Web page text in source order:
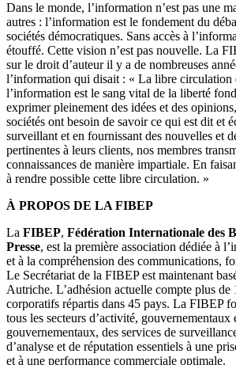
Dans le monde, l’information n’est pas une
autres : l’information est le fondement du
sociétés démocratiques. Sans accès à
étouffé. Cette vision n’est pas nouvelle. La
sur le droit d’auteur il y a de nombreuses
l’information qui disait : « La libre circulation
l’information est le sang vital de la liberté
exprimer pleinement des idées et des
sociétés ont besoin de savoir ce qui est dit et
surveillant et en fournissant des nouvelles et
pertinentes à leurs clients, nos membres
connaissances de manière impartiale. En
à rendre possible cette libre circulation. »
À PROPOS DE LA FIBEP
La FIBEP, Fédération Internationale des
Presse, est la première association dédiée à
et à la compréhension des communications,
Le Secrétariat de la FIBEP est maintenant
Autriche. L’adhésion actuelle compte plus de
corporatifs répartis dans 45 pays. La FIBEP
tous les secteurs d’activité, gouvernementaux
gouvernementaux, des services de
d’analyse et de réputation essentiels à une
et à une performance commerciale optimale.